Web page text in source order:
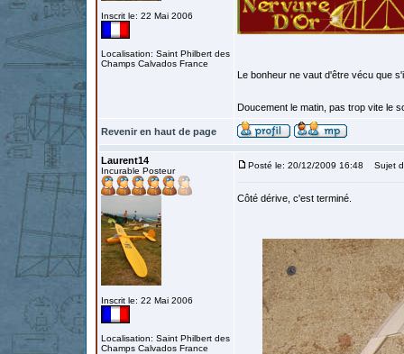
Inscrit le: 22 Mai 2006
Localisation: Saint Philbert des
Champs Calvados France
Le bonheur ne vaut d'être vécu que
Doucement le matin, pas trop vite le
Revenir en haut de page
Laurent14
Incurable Posteur
Inscrit le: 22 Mai 2006
Localisation: Saint Philbert des
Champs Calvados France
Posté le: 20/12/2009 16:48 Sujet
Côté dérive, c'est terminé.